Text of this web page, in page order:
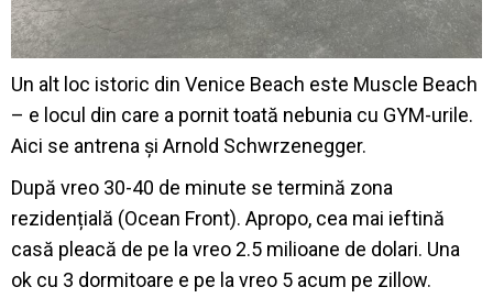
Un alt loc istoric din Venice Beach este Muscle Beach
– e locul din care a pornit toată nebunia cu GYM-urile.
Aici se antrena și Arnold Schwrzenegger.
După vreo 30-40 de minute se termină zona
rezidențială (Ocean Front). Apropo, cea mai ieftină
casă pleacă de pe la vreo 2.5 milioane de dolari. Una
ok cu 3 dormitoare e pe la vreo 5 acum pe zillow.